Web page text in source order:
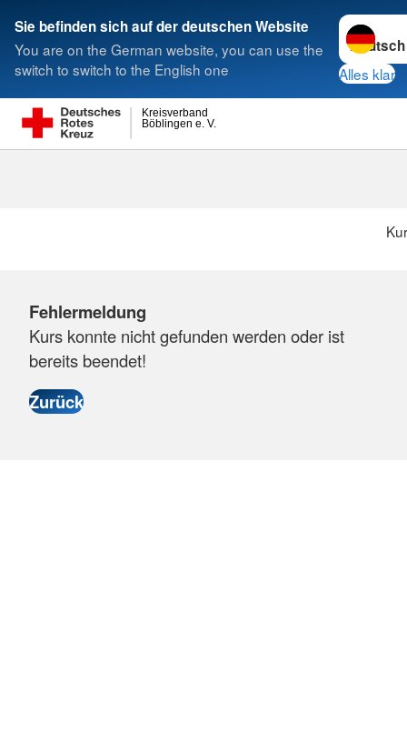
Sie befinden sich auf der deutschen Website
You are on the German website, you can use the
switch to switch to the English one
Sprache
Alles klar
Böblingen e. V.
Kreisverband
Suche
Fehlermeldung
Kurs konnte nicht gefunden werden oder ist
bereits beendet!